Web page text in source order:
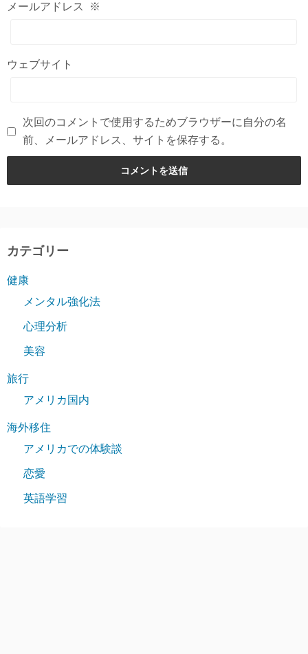
メールアドレス ※
ウェブサイト
次回のコメントで使用するためブラウザーに自分の名
前、メールアドレス、サイトを保存する。
カテゴリー
健康
メンタル強化法
心理分析
美容
旅行
アメリカ国内
海外移住
アメリカでの体験談
恋愛
英語学習